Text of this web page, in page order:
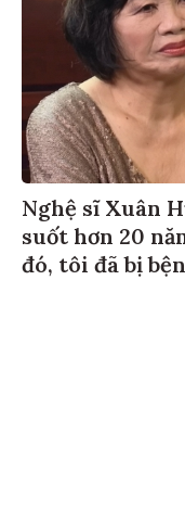
Nghệ sĩ Xuân
suốt hơn 20
đó, tôi đã bị